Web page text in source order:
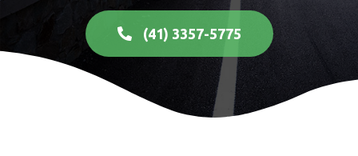
(41) 3357-5775